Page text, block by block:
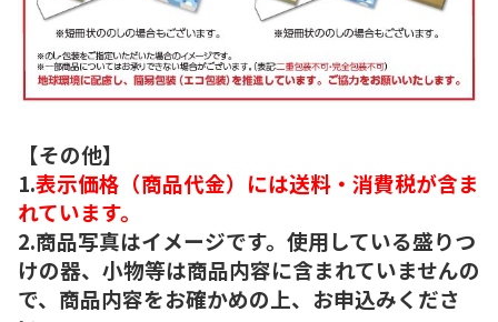
【その他】
1.表示価格（商品代金）には送料・消費税が含ま
れています。
2.商品写真はイメージです。使用している盛りつ
けの器、小物等は商品内容に含まれていませんの
で、商品内容をお確かめの上、お申込みくださ